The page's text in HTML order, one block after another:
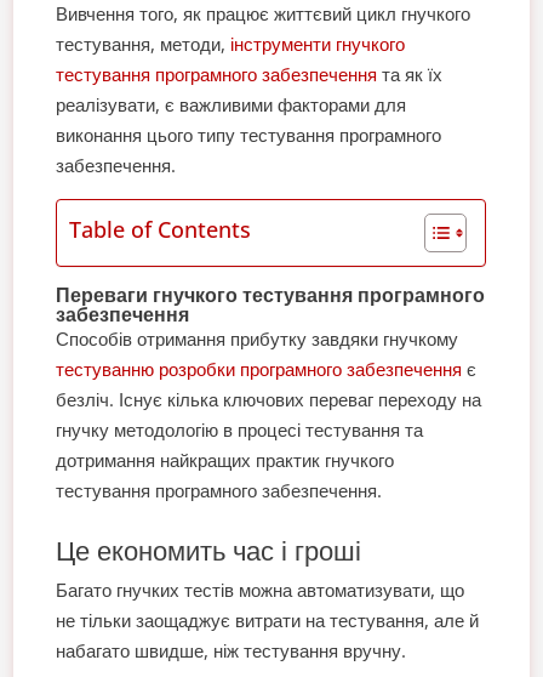
Вивчення того, як працює життєвий цикл гнучкого
тестування, методи, інструменти гнучкого
тестування програмного забезпечення та як їх
реалізувати, є важливими факторами для
виконання цього типу тестування програмного
забезпечення.
Table of Contents
Переваги гнучкого тестування програмного
забезпечення
Способів отримання прибутку завдяки гнучкому
тестуванню розробки програмного забезпечення є
безліч. Існує кілька ключових переваг переходу на
гнучку методологію в процесі тестування та
дотримання найкращих практик гнучкого
тестування програмного забезпечення.
Це економить час і гроші
Багато гнучких тестів можна автоматизувати, що
не тільки заощаджує витрати на тестування, але й
набагато швидше, ніж тестування вручну.